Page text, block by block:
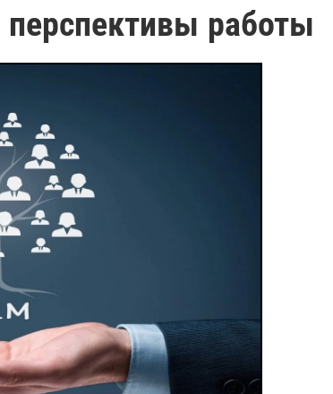
работы